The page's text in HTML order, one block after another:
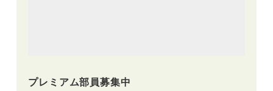
プレミアム部員募集中